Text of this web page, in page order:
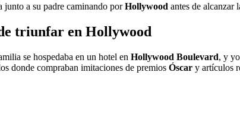
a su padre caminando porHollywood antes de alcanzar
triunfar en Hollywood
se hospedaba en un hotel en Hollywood Boulevard, y
donde compraban imitaciones de premios Óscar y artículos